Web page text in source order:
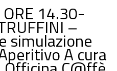
14.30-
–
simulazione
A cura